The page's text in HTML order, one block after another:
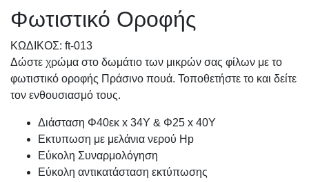
Φωτιστικό Οροφής
KΩΔΙΚΟΣ: ft-013
Δώστε χρώμα στο δωμάτιο των μικρών σας φίλων με το
φωτιστικό οροφής Πράσινο πουά. Τοποθετήστε το και δείτε
τον ενθουσιασμό τους.
Διάσταση Φ40εκ x 34Υ & Φ25 x 40Υ
Εκτυπωση με μελάνια νερού Hp
Εύκολη Συναρμολόγηση
Εύκολη αντικατάσταση εκτύπωσης